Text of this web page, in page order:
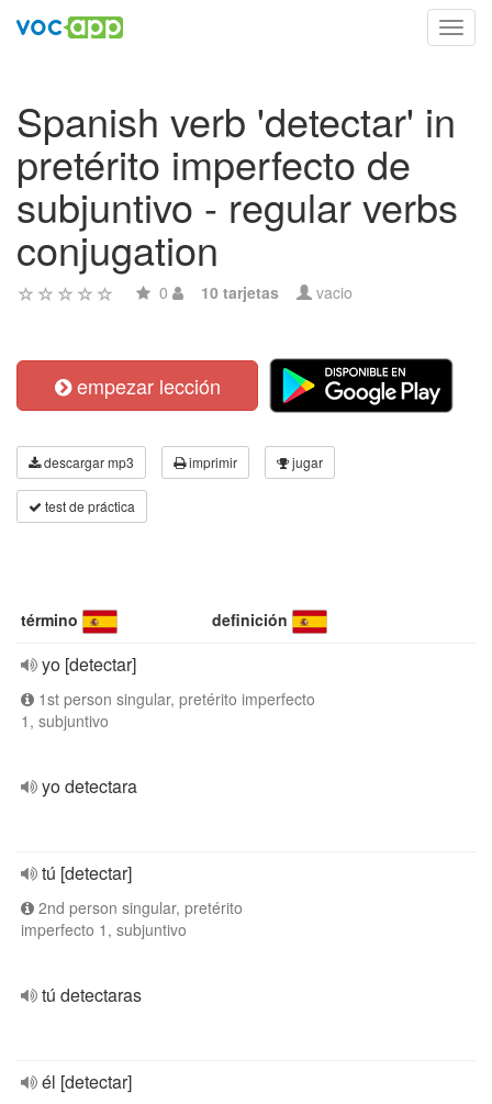
Spanish verb 'detectar' in
pretérito imperfecto de
subjuntivo - regular verbs
conjugation
0 10 tarjetas vacio
empezar lección
descargar mp3 imprimir jugar
test de práctica
término definición
yo [detectar]
1st person singular, pretérito imperfecto
1, subjuntivo
yo detectara
tú [detectar]
2nd person singular, pretérito
imperfecto 1, subjuntivo
tú detectaras
él [detectar]